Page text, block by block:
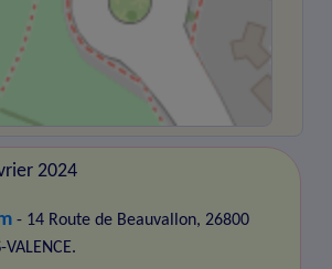
2024
- 14 Route de Beauvallon, 26800
VALENCE.